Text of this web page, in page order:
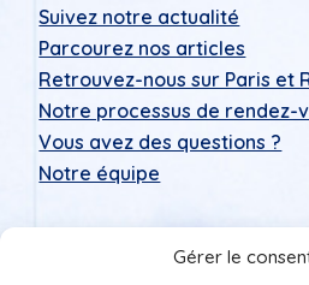
Gérer le
Suivez notre actualité
Parcourez nos articles
Retrouvez-nous sur Paris et
Notre processus de rendez-
Vous avez des questions ?
Notre équipe